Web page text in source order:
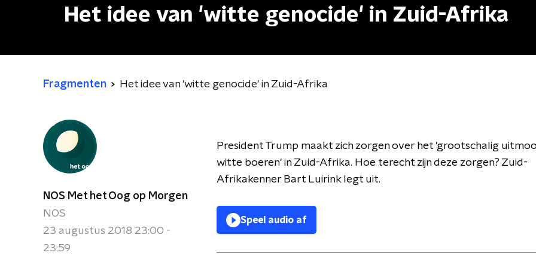
Het idee van 'witte genocide' in Zuid-Afrika
Fragmenten Het idee van 'witte genocide' in Zuid-Afrika
NOS Met het Oog op Morgen
NOS
23 augustus 2018 23:00 -
23:59
President Trump maakt zich zorgen over het 'grootschalig
witte boeren' in Zuid-Afrika. Hoe terecht zijn deze zorgen? Zuid-
Afrikakenner Bart Luirink legt uit.
Speel audio af